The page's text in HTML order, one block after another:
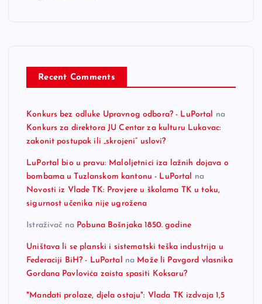
Recent Comments
Konkurs bez odluke Upravnog odbora? - LuPortal na
Konkurs za direktora JU Centar za kulturu Lukavac:
zakonit postupak ili „skrojeni“ uslovi?
LuPortal bio u pravu: Maloljetnici iza lažnih dojava o
bombama u Tuzlanskom kantonu - LuPortal na
Novosti iz Vlade TK: Provjere u školama TK u toku,
sigurnost učenika nije ugrožena
Istraživač na Pobuna Bošnjaka 1850. godine
Uništava li se planski i sistematski teška industrija u
Federaciji BiH? - LuPortal na Može li Pavgord vlasnika
Gordana Pavlovića zaista spasiti Koksaru?
"Mandati prolaze, djela ostaju": Vlada TK izdvaja 1,5